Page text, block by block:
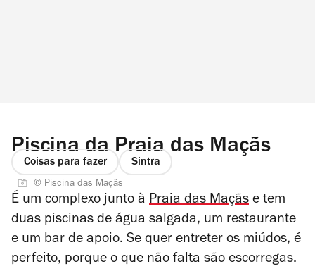
Piscina da Praia das Maçãs
Coisas para fazer Sintra
© Piscina das Maçãs
É um complexo junto à Praia das Maçãs e tem
duas piscinas de água salgada, um restaurante
e um bar de apoio. Se quer entreter os miúdos, é
perfeito, porque o que não falta são escorregas.